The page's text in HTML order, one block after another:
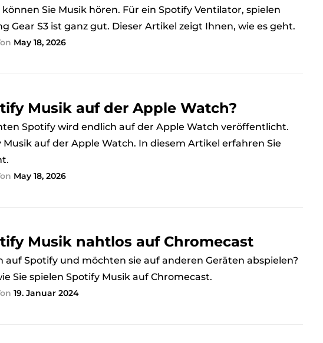
Sie Musik hören. Für ein Spotify Ventilator, spielen
Gear S3 ist ganz gut. Dieser Artikel zeigt Ihnen, wie es geht.
May 18, 2026
Musik auf der Apple Watch?
Spotify wird endlich auf der Apple Watch veröffentlicht.
auf der Apple Watch. In diesem Artikel erfahren Sie
May 18, 2026
Musik nahtlos auf Chromecast
auf Spotify und möchten sie auf anderen Geräten abspielen?
Sie spielen Spotify Musik auf Chromecast.
19. Januar 2024